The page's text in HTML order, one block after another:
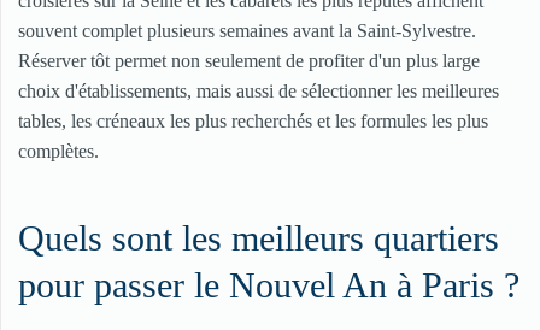
souvent complet plusieurs semaines avant la Saint-Sylvestre.
Réserver tôt permet non seulement de profiter d'un plus large
choix d'établissements, mais aussi de sélectionner les meilleures
tables, les créneaux les plus recherchés et les formules les plus
complètes.
Quels sont les meilleurs quartiers
pour passer le Nouvel An à Paris ?